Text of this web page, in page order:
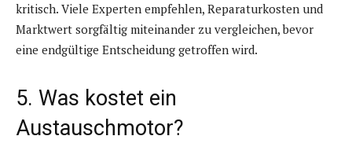
kritisch. Viele Experten empfehlen, Reparaturkosten und
Marktwert sorgfältig miteinander zu vergleichen, bevor
eine endgültige Entscheidung getroffen wird.
5. Was kostet ein
Austauschmotor?